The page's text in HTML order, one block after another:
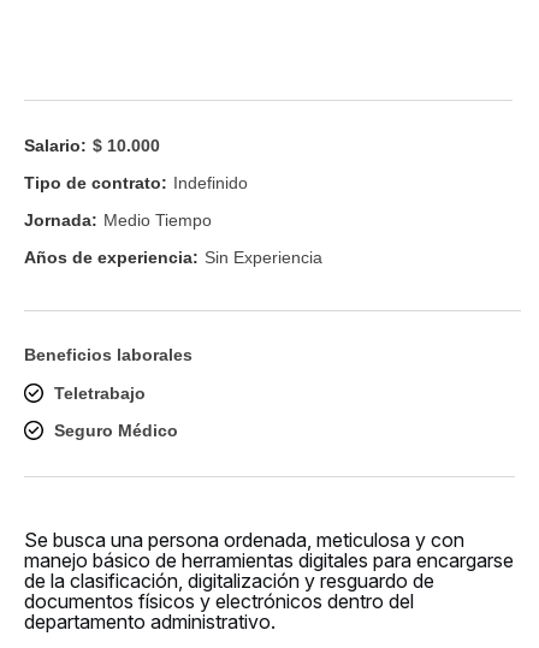
Salario: $ 10.000
Tipo de contrato: Indefinido
Jornada: Medio Tiempo
Años de experiencia: Sin Experiencia
Beneficios laborales
Teletrabajo
Seguro Médico
Se busca una persona ordenada, meticulosa y con
manejo básico de herramientas digitales para encargarse
de la clasificación, digitalización y resguardo de
documentos físicos y electrónicos dentro del
departamento administrativo.